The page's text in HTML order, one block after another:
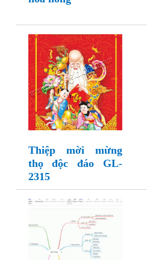
Thiệp mời mừng
thọ độc đáo GL-
2315